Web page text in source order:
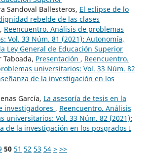
Sandoval Ballesteros, El eclipse de lo
rebelde de las clases
, Reencuentro. Análisis de problemas
Vol. 33 Núm. 81 (2021): Autonomía,
Ley General de Educación Superior
Taboada, Presentación , Reencuentro.
universitarios: Vol. 33 Núm. 82
de la investigación en los
García, La asesoría de tesis en la
investigadores , Reencuentro. Análisis
universitarios: Vol. 33 Núm. 82 (2021):
de la investigación en los posgrados I
50 51 52 53 54 > >>